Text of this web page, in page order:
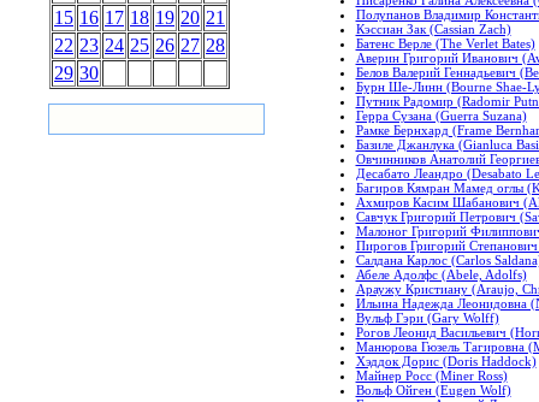
15 16 17 18 19 20 21
22 23 24 25 26 27 28
29 30
Полупанов Владимир
Кэссиан Зак (Cassian Zach)
Батенс Верле (The Verlet Bates)
Аверин Григорий Иванович
Белов Валерий Геннадьевич
Бурн Ше-Линн (Bourne Shae-
Путник Радомир (Radomir
Герра Сузана (Guerra Suzana)
Рамке Бернхард (Frame
Базиле Джанлука (Gianluca
Овчинников Анатолий
Десабато Леандро (Desabato
Багиров Кямран Мамед оглы
Ахмиров Касим Шабанович
Савчук Григорий Петрович
Малоног Григорий
Пирогов Григорий
Салдана Карлос (Carlos
Абеле Адолфс (Abele, Adolfs)
Араужу Кристиану (Araujo,
Ильина Надежда Леонидовна
Вульф Гэри (Gary Wolff)
Рогов Леонид Васильевич
Манюрова Гюзель Тагировна
Хэддок Дорис (Doris Haddock)
Майнер Росс (Miner Ross)
Вольф Ойген (Eugen Wolf)